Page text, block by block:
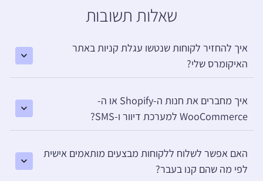
שאלות תשובות
איך להחזיר לקוחות שנטשו עגלת קניות באתר
האיקומרס שלי?
איך מחברים את חנות ה-Shopify או ה-
WooCommerce למערכת דיוור ו-SMS?
האם אפשר לשלוח ללקוחות מבצעים מותאמים אישית
לפי מה שהם קנו בעבר?